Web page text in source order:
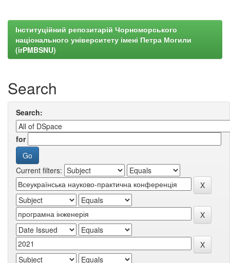
Інституційний репозитарій Чорноморського
національного університету імені Петра Могили
(irPMBSNU)
Search
Search:
for
Current filters: